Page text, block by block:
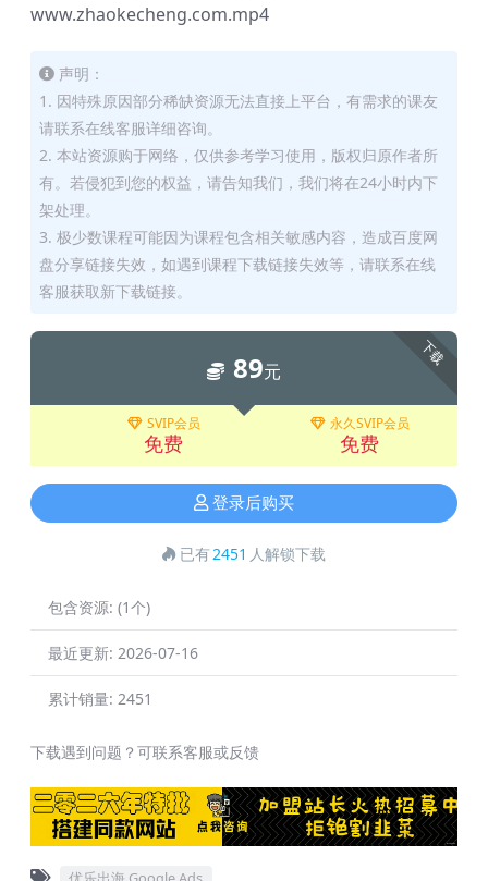
www.zhaokecheng.com.mp4
声明：
1. 因特殊原因部分稀缺资源无法直接上平台，有需求的课友
请联系在线客服详细咨询。
2. 本站资源购于网络，仅供参考学习使用，版权归原作者所
有。若侵犯到您的权益，请告知我们，我们将在24小时内下
架处理。
3. 极少数课程可能因为课程包含相关敏感内容，造成百度网
盘分享链接失效，如遇到课程下载链接失效等，请联系在线
客服获取新下载链接。
下载
89元
SVIP会员
免费
永久SVIP会员
免费
登录后购买
已有2451 人解锁下载
包含资源: (1个)
最近更新: 2026-07-16
累计销量: 2451
下载遇到问题？可联系客服或反馈